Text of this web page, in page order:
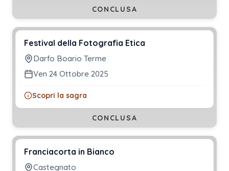
CONCLUSA
Festival della Fotografia Etica
Darfo Boario Terme
Ven 24 Ottobre 2025
Scopri la sagra
CONCLUSA
Franciacorta in Bianco
Castegnato